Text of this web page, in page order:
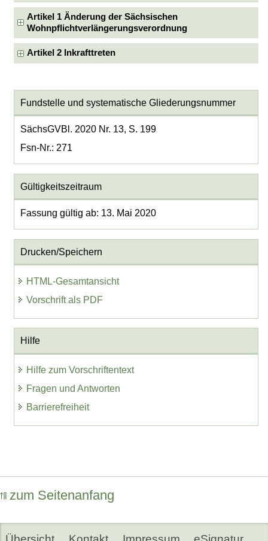
Artikel 1 Änderung der Sächsischen
Wohnpflichtverlängerungsverordnung
Artikel 2 Inkrafttreten
Fundstelle und systematische Gliederungsnummer
SächsGVBl. 2020 Nr. 13, S. 199
Fsn-Nr.: 271
Gültigkeitszeitraum
Fassung gültig ab: 13. Mai 2020
Drucken/Speichern
HTML-Gesamtansicht
Vorschrift als PDF
Hilfe
Hilfe zum Vorschriftentext
Fragen und Antworten
Barrierefreiheit
zum Seitenanfang